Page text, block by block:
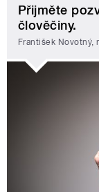
Přijměte
člověčiny.
František Novotný,